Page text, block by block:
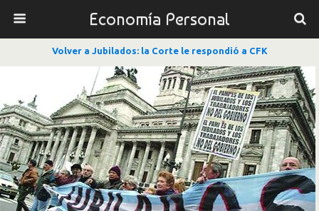
Economía Personal
Volver a Jubilados: la Corte le respondió a CFK